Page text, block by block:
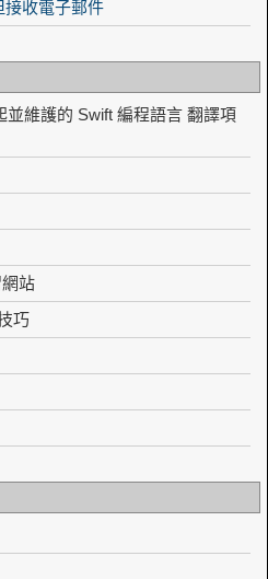
接收電子郵件
並維護的 Swift 編程語言 翻譯項
站
巧